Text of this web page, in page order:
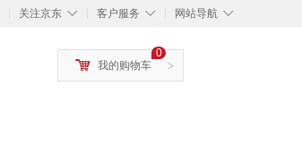
◇
关注京东 ◇
客户服务 ◇
网站导航
>
0
我的购物车